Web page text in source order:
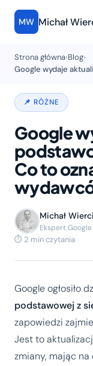
MW Michał
Strona główna›Blog›
📌 RÓŻNE
Google
Co to
Michał
Ekspert Google
⏱ 2 min czytania
Google ogłosiło
podstawowej z
zapowiedzi
Jest to
zmiany, mając